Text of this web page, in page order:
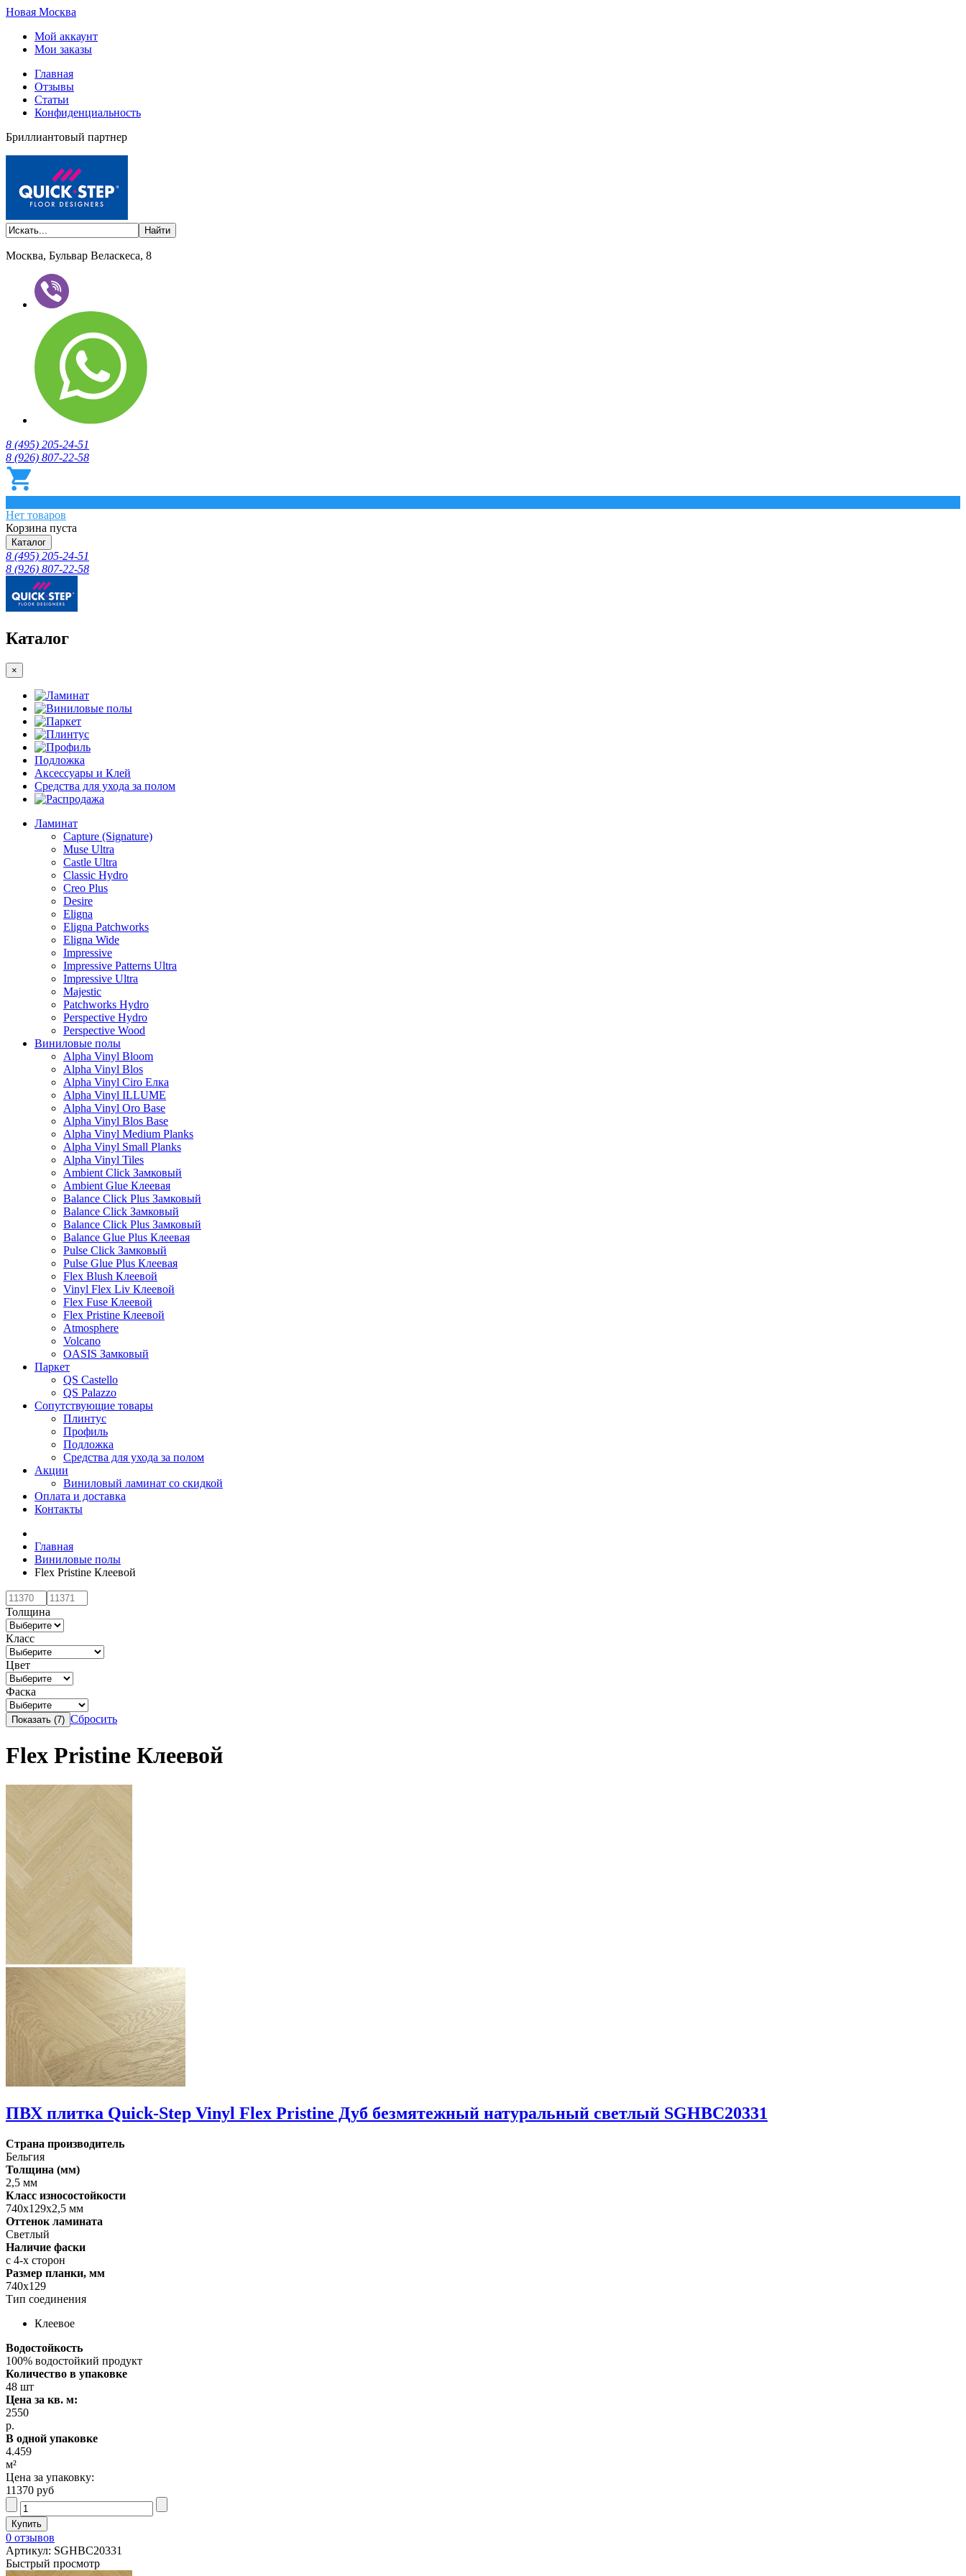
Новая Москва
Мой аккаунт
Мои заказы
Главная
Отзывы
Статьи
Конфиденциальность
Бриллиантовый партнер
Москва, Бульвар Веласкеса, 8
8 (495) 205-24-51
8 (926) 807-22-58
Нет товаров
Корзина пуста
Каталог
8 (495) 205-24-51
8 (926) 807-22-58
Каталог
×
Ламинат
Виниловые полы
Паркет
Плинтус
Профиль
Подложка
Аксессуары и Клей
Средства для ухода за полом
Распродажа
Ламинат
Capture (Signature)
Muse Ultra
Castle Ultra
Classic Hydro
Creo Plus
Desire
Eligna
Eligna Patchworks
Eligna Wide
Impressive
Impressive Patterns Ultra
Impressive Ultra
Majestic
Patchworks Hydro
Perspective Hydro
Perspective Wood
Виниловые полы
Alpha Vinyl Bloom
Alpha Vinyl Blos
Alpha Vinyl Ciro Елка
Alpha Vinyl ILLUME
Alpha Vinyl Oro Base
Alpha Vinyl Blos Base
Alpha Vinyl Medium Planks
Alpha Vinyl Small Planks
Alpha Vinyl Tiles
Ambient Click Замковый
Ambient Glue Клеевая
Balance Click Plus Замковый
Balance Click Замковый
Balance Click Plus Замковый
Balance Glue Plus Клеевая
Pulse Click Замковый
Pulse Glue Plus Клеевая
Flex Blush Клеевой
Vinyl Flex Liv Клеевой
Flex Fuse Клеевой
Flex Pristine Клеевой
Atmosphere
Volcano
OASIS Замковый
Паркет
QS Castello
QS Palazzo
Сопутствующие товары
Плинтус
Профиль
Подложка
Средства для ухода за полом
Акции
Виниловый ламинат со скидкой
Оплата и доставка
Контакты
Главная
Виниловые полы
Flex Pristine Клеевой
Толщина
Класс
Цвет
Фаска
Сбросить
Flex Pristine Клеевой
ПВХ плитка Quick-Step Vinyl Flex Pristine Дуб безмятежный натуральный светлый SGHBC20331
Страна производитель
Бельгия
Толщина (мм)
2,5 мм
Класс износостойкости
740x129x2,5 мм
Оттенок ламината
Светлый
Наличие фаски
с 4-х сторон
Размер планки, мм
740x129
Тип соединения
Клеевое
Водостойкость
100% водостойкий продукт
Количество в упаковке
48 шт
Цена за кв. м:
2550
р.
В одной упаковке
4.459
м²
Цена за упаковку:
11370 руб
0 отзывов
Артикул: SGHBC20331
Быстрый просмотр